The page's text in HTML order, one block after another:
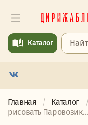
Каталог
Главная Каталог
рисовать Паровозик...